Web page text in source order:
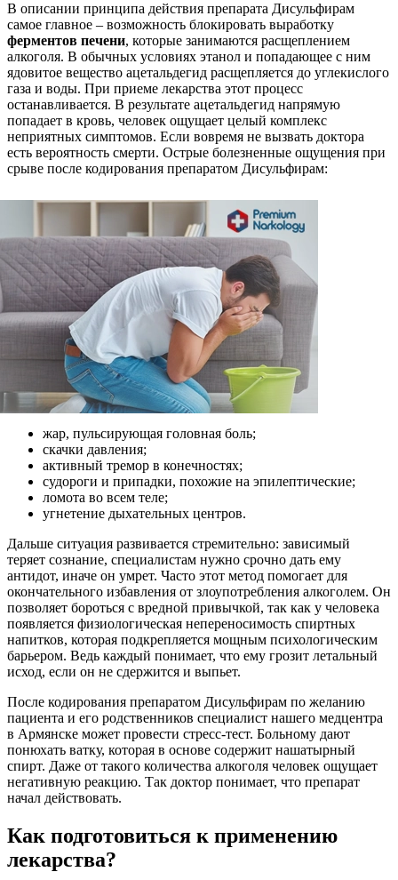
В описании принципа действия препарата Дисульфирам
самое главное – возможность блокировать выработку
ферментов печени, которые занимаются расщеплением
алкоголя. В обычных условиях этанол и попадающее с ним
ядовитое вещество ацетальдегид расщепляется до углекислого
газа и воды. При приеме лекарства этот процесс
останавливается. В результате ацетальдегид напрямую
попадает в кровь, человек ощущает целый комплекс
неприятных симптомов. Если вовремя не вызвать доктора
есть вероятность смерти. Острые болезненные ощущения при
срыве после кодирования препаратом Дисульфирам:
жар, пульсирующая головная боль;
скачки давления;
активный тремор в конечностях;
судороги и припадки, похожие на эпилептические;
ломота во всем теле;
угнетение дыхательных центров.
Дальше ситуация развивается стремительно: зависимый
теряет сознание, специалистам нужно срочно дать ему
антидот, иначе он умрет. Часто этот метод помогает для
окончательного избавления от злоупотребления алкоголем. Он
позволяет бороться с вредной привычкой, так как у человека
появляется физиологическая непереносимость спиртных
напитков, которая подкрепляется мощным психологическим
барьером. Ведь каждый понимает, что ему грозит летальный
исход, если он не сдержится и выпьет.
После кодирования препаратом Дисульфирам по желанию
пациента и его родственников специалист нашего медцентра
в Армянске может провести стресс-тест. Больному дают
понюхать ватку, которая в основе содержит нашатырный
спирт. Даже от такого количества алкоголя человек ощущает
негативную реакцию. Так доктор понимает, что препарат
начал действовать.
Как подготовиться к применению
лекарства?